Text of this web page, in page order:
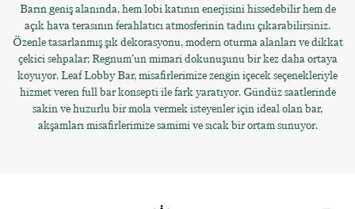
Barın geniş alanında, hem lobi katının enerjisini hissedebilir hem de
açık hava terasının ferahlatıcı atmosferinin tadını çıkarabilirsiniz.
Özenle tasarlanmış şık dekorasyonu, modern oturma alanları ve dikkat
çekici sehpalar; Regnum’un mimari dokunuşunu bir kez daha ortaya
koyuyor. Leaf Lobby Bar, misafirlerimize zengin içecek seçenekleriyle
hizmet veren full bar konsepti ile fark yaratıyor. Gündüz saatlerinde
sakin ve huzurlu bir mola vermek isteyenler için ideal olan bar,
akşamları misafirlerimize samimi ve sıcak bir ortam sunuyor.